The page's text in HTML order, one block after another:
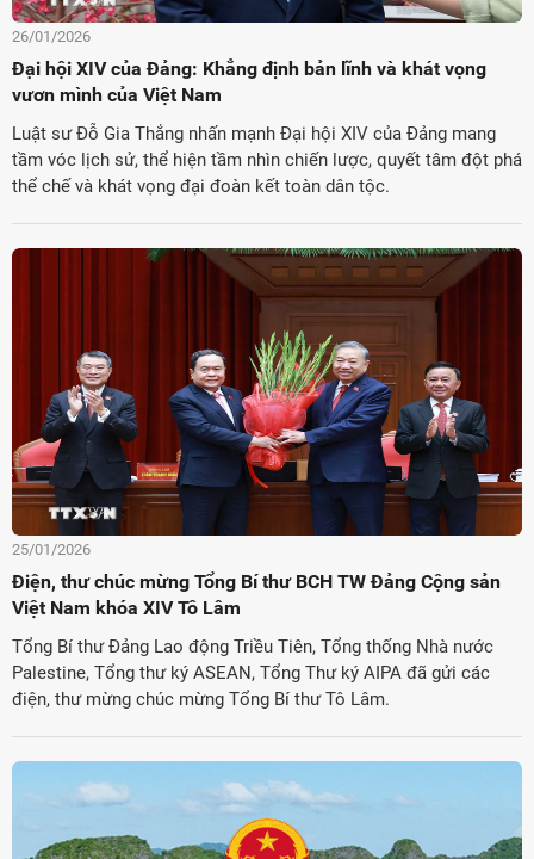
26/01/2026
Đại hội XIV của Đảng: Khẳng định bản lĩnh và khát vọng
vươn mình của Việt Nam
Luật sư Đỗ Gia Thắng nhấn mạnh Đại hội XIV của Đảng mang
tầm vóc lịch sử, thể hiện tầm nhìn chiến lược, quyết tâm đột phá
thể chế và khát vọng đại đoàn kết toàn dân tộc.
25/01/2026
Điện, thư chúc mừng Tổng Bí thư BCH TW Đảng Cộng sản
Việt Nam khóa XIV Tô Lâm
Tổng Bí thư Đảng Lao động Triều Tiên, Tổng thống Nhà nước
Palestine, Tổng thư ký ASEAN, Tổng Thư ký AIPA đã gửi các
điện, thư mừng chúc mừng Tổng Bí thư Tô Lâm.